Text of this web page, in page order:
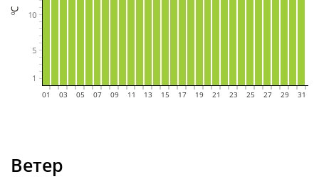
01 03 05 0708 0910 11 13 15 17 19 2021 2223 25 2728 2930 31
Ветер